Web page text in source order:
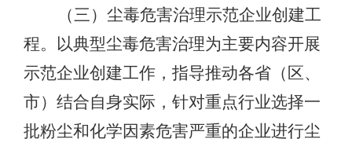
（三）尘毒危害治理示范企业创建工
程。以典型尘毒危害治理为主要内容开展
示范企业创建工作，指导推动各省（区、
市）结合自身实际，针对重点行业选择一
批粉尘和化学因素危害严重的企业进行尘